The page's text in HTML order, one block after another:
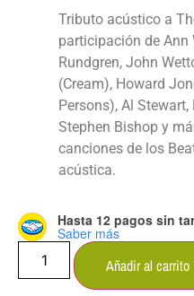
Tributo acústico a
participación de Ann
Rundgren, John
(Cream), Howard
Persons), Al Stewart,
Stephen Bishop y
canciones de los
acústica.
Hasta 12 pagos sin
Saber más
Añadir al carrito